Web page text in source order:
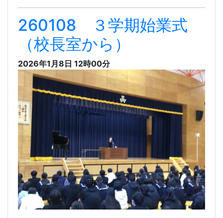
260108 ３学期始業式
（校長室から）
2026年1月8日 12時00分